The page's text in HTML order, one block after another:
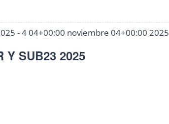
Y SUB23 2025
-4 04+00:00 noviembre 04+00:00 2025